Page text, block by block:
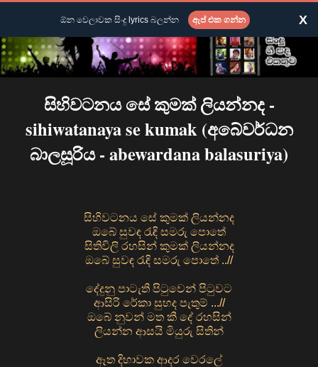
සිහිවටනය සේ කුමක් ලියන්නද -
sihiwatanaya se kumak (අබේවර්ධන
බාලසූරිය - abewardana balasuriya)
සිහිවටනය සේ කුමක් ලියන්නද
ඔබේ සුවඳ රැඳි සමරු පොතේ
සිතිවිලි රහසින් කුමක් ලියන්නද
ඔබේ සුවඳ රැඳි සමරු පොතේ ..//
දේදුනු පාටැති පිටුවෙන් පිටුවට
ආසිරි රේකා සුහද පැතුම් ...//
ඔබේ නුවන් මත කී දේ රහසින්
ලියන්න ආසයි මියුරු සිතින්
ඈත දිහාවක ආදර වෙරලේ
ඕන වෙලාවක සිංදු lyrics බලන්න ඇප් එක ගන්න X